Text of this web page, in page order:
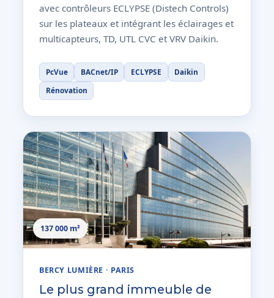
avec contrôleurs ECLYPSE (Distech Controls)
sur les plateaux et intégrant les éclairages et
multicapteurs, TD, UTL CVC et VRV Daikin.
PcVue BACnet/IP ECLYPSE
Daikin
Rénovation
137 000 m²
BERCY LUMIÈRE · PARIS
Le plus grand immeuble de